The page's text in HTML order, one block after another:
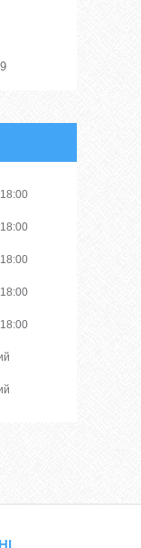
18:00
18:00
18:00
18:00
18:00